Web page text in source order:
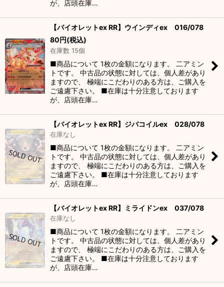
が、店頭在庫…
【バイオレットex RR】ウインディex 016/078
80円(税込)
在庫数 15個
■商品について 1枚の金額になります。 二アミン
トです。 中古品の状態に対しては、個人差があり
ますので、 極端にこだわりのある方は、ご購入を
ご遠慮下さい。 ■在庫は十分注意しております
が、店頭在庫…
【バイオレットex RR】ジバコイルex 028/078
在庫なし
■商品について 1枚の金額になります。 二アミン
トです。 中古品の状態に対しては、個人差があり
ますので、 極端にこだわりのある方は、ご購入を
ご遠慮下さい。 ■在庫は十分注意しております
が、店頭在庫…
【バイオレットex RR】ミライドンex 037/078
在庫なし
■商品について 1枚の金額になります。 二アミン
トです。 中古品の状態に対しては、個人差があり
ますので、 極端にこだわりのある方は、ご購入を
ご遠慮下さい。 ■在庫は十分注意しております
が、店頭在庫…